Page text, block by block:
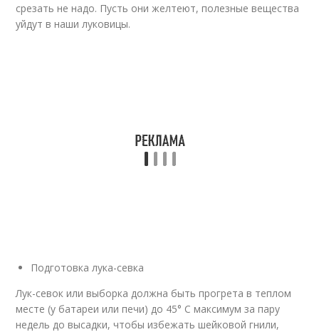
срезать не надо. Пусть они желтеют, полезные вещества
уйдут в наши луковицы.
Подготовка лука-севка
Лук-севок или выборка должна быть прогрета в теплом
месте (у батареи или печи) до 45° С максимум за пару
недель до высадки, чтобы избежать шейковой гнили,